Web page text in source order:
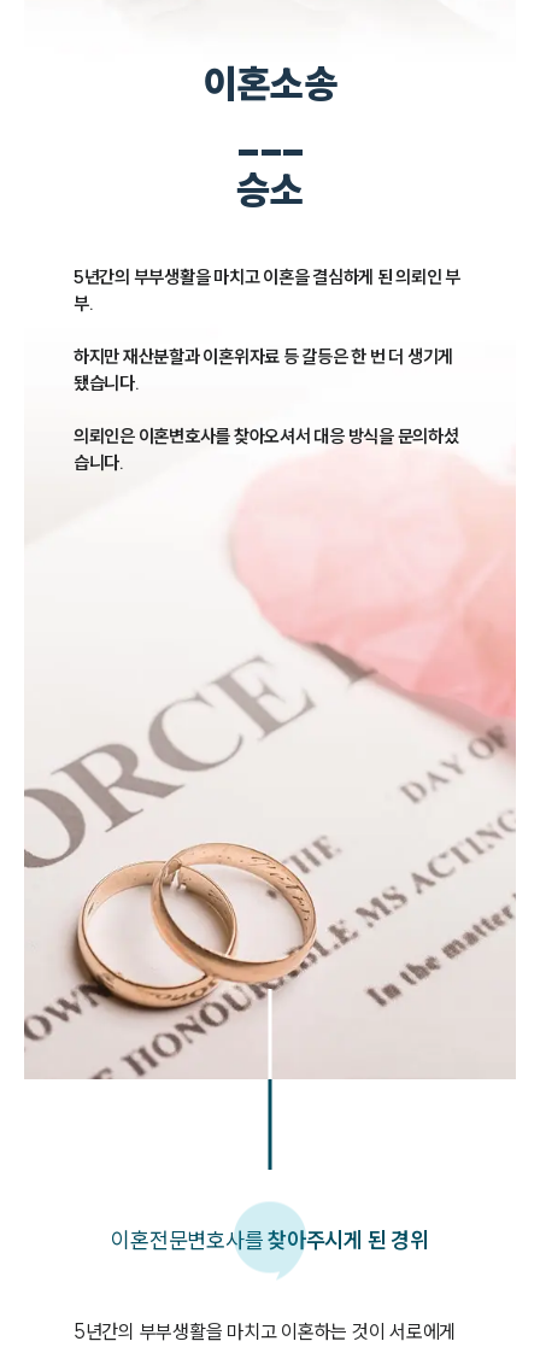
이혼소송
___
승소
5년간의 부부생활을 마치고 이혼을 결심하게 된 의뢰인 부
부.
하지만 재산분할과 이혼위자료 등 갈등은 한 번 더 생기게
됐습니다.
의뢰인은 이혼변호사를 찾아오셔서 대응 방식을 문의하셨
습니다.
이혼전문변호사를찾아주시게 된 경위
5년간의 부부생활을 마치고 이혼하는 것이 서로에게